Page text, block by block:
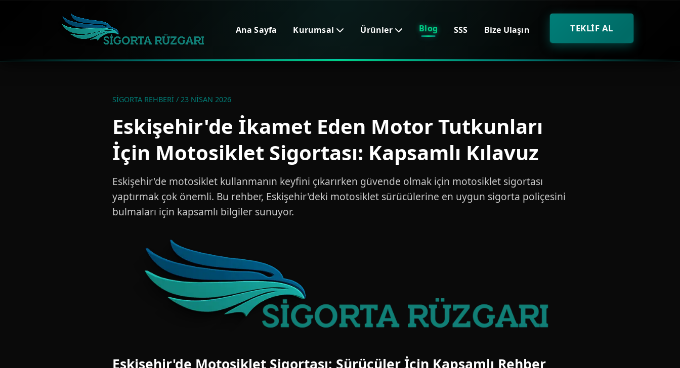
Ana Sayfa Kurumsal Ürünler Blog SSS Bize Ulaşın TEKLİF AL
SIGORTA REHBERI / 23 NISAN 2026
Eskişehir'de İkamet Eden Motor Tutkunları
İçin Motosiklet Sigortası: Kapsamlı Kılavuz
Eskişehir'de motosiklet kullanmanın keyfini çıkarırken güvende olmak için motosiklet sigortası
yaptırmak çok önemli. Bu rehber, Eskişehir'deki motosiklet sürücülerine en uygun sigorta poliçesini
bulmaları için kapsamlı bilgiler sunuyor.
Eskişehir'de Motosiklet Sigortası: Sürücüler İçin Kapsamlı Rehber